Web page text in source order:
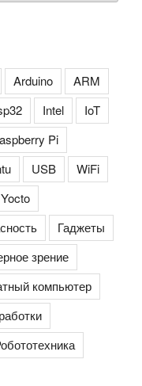
Arduino
ARM
Intel
IoT
Pi
USB
WiFi
Yocto
Гаджеты
зрение
компьютер